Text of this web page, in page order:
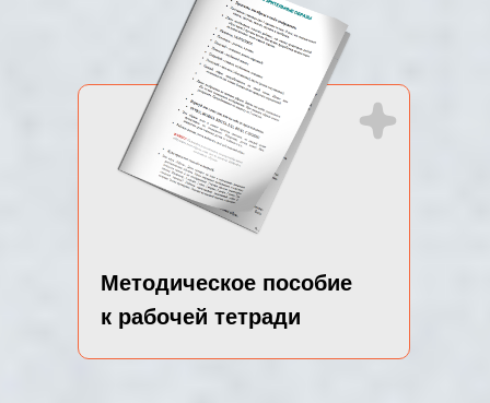
Методическое пособие
к рабочей тетради